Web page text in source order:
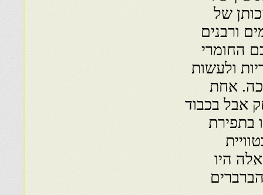
של
ורבנים
החומרי
ולעשות
אחת
אבל בכבוד
בתפירת
היו